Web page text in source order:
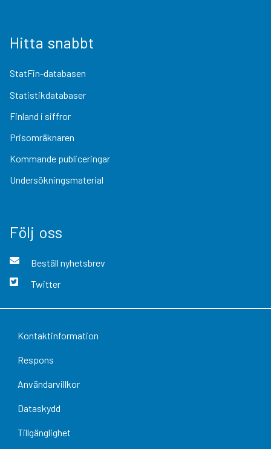
Hitta snabbt
StatFin-databasen
Statistikdatabaser
Finland i siffror
Prisomräknaren
Kommande publiceringar
Undersökningsmaterial
Följ oss
Beställ nyhetsbrev
Twitter
Kontaktinformation
Respons
Användarvillkor
Dataskydd
Tillgänglighet